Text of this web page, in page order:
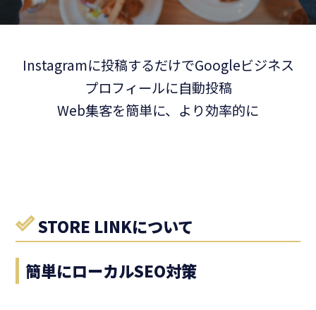
Instagramに投稿するだけでGoogleビジネス
プロフィールに自動投稿
Web集客を簡単に、より効率的に
STORE LINKについて
簡単にローカルSEO対策